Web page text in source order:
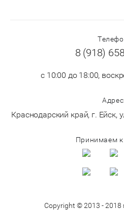
8 (918)
с 10:00 до 18:00,
Адрес:
Краснодарский край, г. Ейск,
Принимаем к
Copyright © 2013 -